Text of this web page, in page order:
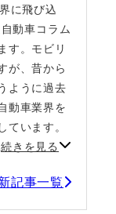
に飛び込
動車コラム
す。モビリ
が、昔から
ように過去
動車業界を
います。
続きを見る
記事一覧